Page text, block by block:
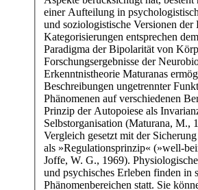
einer Aufteilung in
und soziologistische Versionen der
Kategorisierungen entsprechen
Paradigma der Bipolarität von
Forschungsergebnisse der
Erkenntnistheorie Maturanas
Beschreibungen ungetrennter
Phänomenen auf verschiedenen
Prinzip der Autopoiese als
Selbstorganisation (Maturana, M.,
Vergleich gesetzt mit der
als »Regulationsprinzip« (»well-
Joffe, W. G., 1969).
und psychisches Erleben finden in
Phänomenbereichen statt. Sie